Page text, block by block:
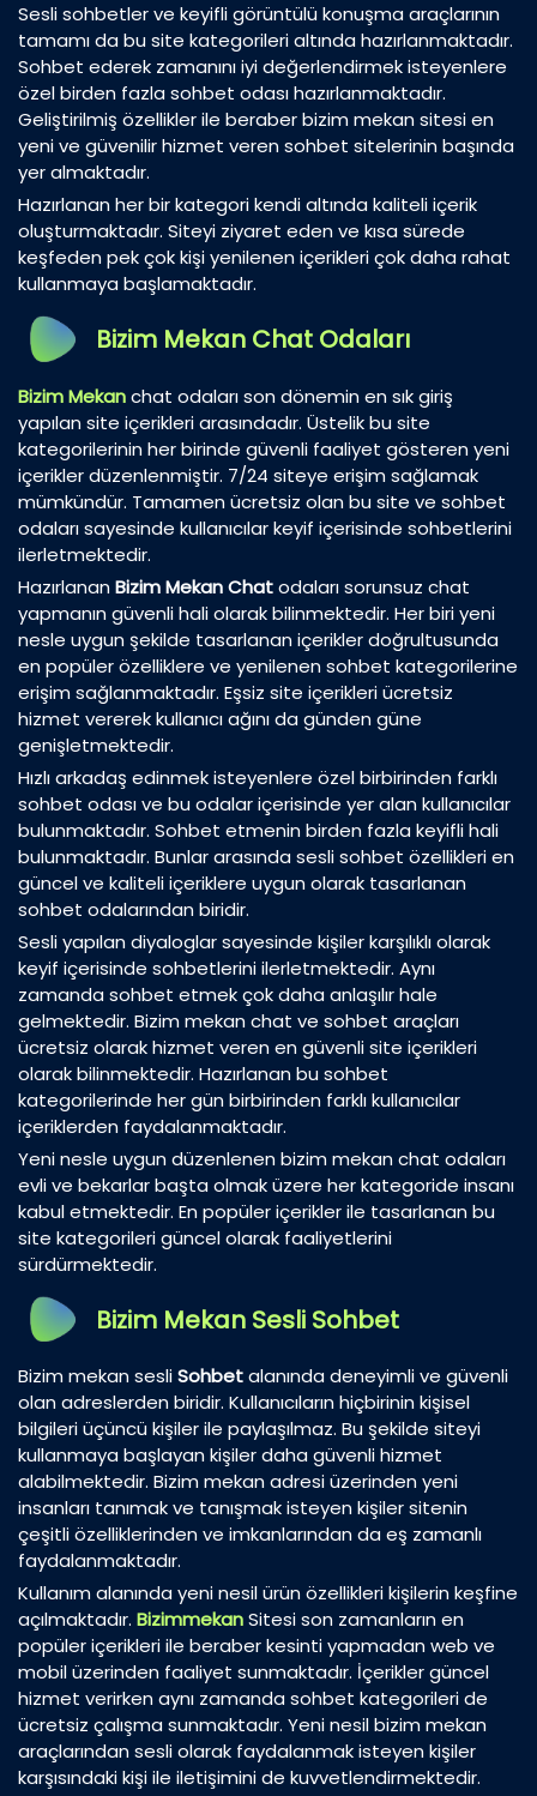
Sesli sohbetler ve keyifli görüntülü konuşma araçlarının
tamamı da bu site kategorileri altında hazırlanmaktadır.
Sohbet ederek zamanını iyi değerlendirmek isteyenlere
özel birden fazla sohbet odası hazırlanmaktadır.
Geliştirilmiş özellikler ile beraber bizim mekan sitesi en
yeni ve güvenilir hizmet veren sohbet sitelerinin başında
yer almaktadır.
Hazırlanan her bir kategori kendi altında kaliteli içerik
oluşturmaktadır. Siteyi ziyaret eden ve kısa sürede
keşfeden pek çok kişi yenilenen içerikleri çok daha rahat
kullanmaya başlamaktadır.
Bizim Mekan Chat Odaları
Bizim Mekanchat odaları son dönemin en sık giriş
yapılan site içerikleri arasındadır. Üstelik bu site
kategorilerinin her birinde güvenli faaliyet gösteren yeni
içerikler düzenlenmiştir. 7/24 siteye erişim sağlamak
mümkündür. Tamamen ücretsiz olan bu site ve sohbet
odaları sayesinde kullanıcılar keyif içerisinde sohbetlerini
ilerletmektedir.
HazırlananBizim Mekan Chatodaları sorunsuz chat
yapmanın güvenli hali olarak bilinmektedir. Her biri yeni
nesle uygun şekilde tasarlanan içerikler doğrultusunda
en popüler özelliklere ve yenilenen sohbet kategorilerine
erişim sağlanmaktadır. Eşsiz site içerikleri ücretsiz
hizmet vererek kullanıcı ağını da günden güne
genişletmektedir.
Hızlı arkadaş edinmek isteyenlere özel birbirinden farklı
sohbet odası ve bu odalar içerisinde yer alan kullanıcılar
bulunmaktadır. Sohbet etmenin birden fazla keyifli hali
bulunmaktadır. Bunlar arasında sesli sohbet özellikleri en
güncel ve kaliteli içeriklere uygun olarak tasarlanan
sohbet odalarından biridir.
Sesli yapılan diyaloglar sayesinde kişiler karşılıklı olarak
keyif içerisinde sohbetlerini ilerletmektedir. Aynı
zamanda sohbet etmek çok daha anlaşılır hale
gelmektedir. Bizim mekan chat ve sohbet araçları
ücretsiz olarak hizmet veren en güvenli site içerikleri
olarak bilinmektedir. Hazırlanan bu sohbet
kategorilerinde her gün birbirinden farklı kullanıcılar
içeriklerden faydalanmaktadır.
Yeni nesle uygun düzenlenen bizim mekan chat odaları
evli ve bekarlar başta olmak üzere her kategoride insanı
kabul etmektedir. En popüler içerikler ile tasarlanan bu
site kategorileri güncel olarak faaliyetlerini
sürdürmektedir.
Bizim Mekan Sesli Sohbet
Bizim mekan sesliSohbetalanında deneyimli ve güvenli
olan adreslerden biridir. Kullanıcıların hiçbirinin kişisel
bilgileri üçüncü kişiler ile paylaşılmaz. Bu şekilde siteyi
kullanmaya başlayan kişiler daha güvenli hizmet
alabilmektedir. Bizim mekan adresi üzerinden yeni
insanları tanımak ve tanışmak isteyen kişiler sitenin
çeşitli özelliklerinden ve imkanlarından da eş zamanlı
faydalanmaktadır.
Kullanım alanında yeni nesil ürün özellikleri kişilerin keşfine
açılmaktadır. BizimmekanSitesi son zamanların en
popüler içerikleri ile beraber kesinti yapmadan web ve
mobil üzerinden faaliyet sunmaktadır. İçerikler güncel
hizmet verirken aynı zamanda sohbet kategorileri de
ücretsiz çalışma sunmaktadır. Yeni nesil bizim mekan
araçlarından sesli olarak faydalanmak isteyen kişiler
karşısındaki kişi ile iletişimini de kuvvetlendirmektedir.